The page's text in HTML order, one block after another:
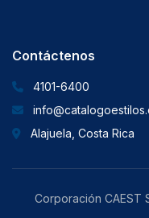
Contáctenos
4101-6400
Alajuela, Costa Rica
Corporación CAEST